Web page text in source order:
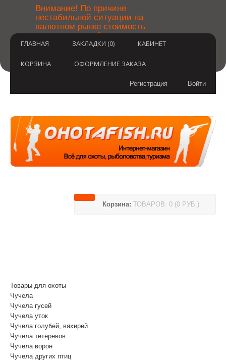
Внимание! По причине
нестабильной ситуации на
валютном рынке стоимость
товаров может быть уточнена
после оформления заказа.
неудобства.
×
ГЛАВНАЯ ЗАКЛАДКИ (0) КАБИНЕТ
КОРЗИНА ОФОРМЛЕНИЕ ЗАКАЗА
Войти
Регистрация
Корзина: ТОВАРОВ: 0 (0 РУБ.)
Товары для охоты
Чучела
Чучела гусей
Чучела уток
Чучела голубей, вяхирей
Чучела тетеревов
Чучела ворон
Чучела других птиц